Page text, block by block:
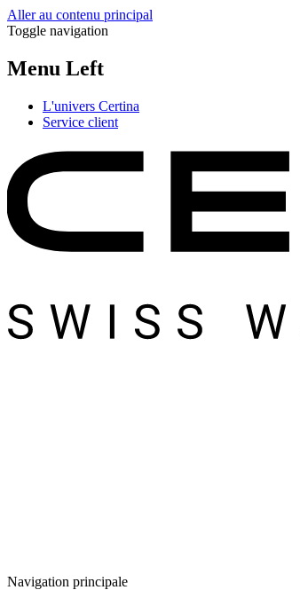
Aller au contenu principal
Toggle navigation
Menu Left
L'univers Certina
Service client
Navigation principale